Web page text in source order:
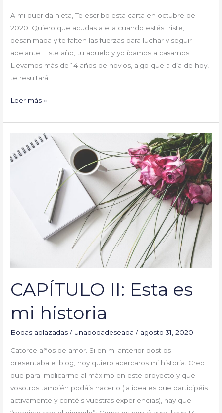
A mi querida nieta, Te escribo esta carta en octubre de
2020. Quiero que acudas a ella cuando estés triste,
desanimada y te falten las fuerzas para luchar y seguir
adelante. Este año, tu abuelo y yo íbamos a casarnos.
Llevamos más de 14 años de novios, algo que a día de hoy,
te resultará
Leer más »
CAPÍTULO II: Esta es
mi historia
Bodas aplazadas / unabodadeseada/ agosto 31, 2020
Catorce años de amor. Si en mi anterior post os
presentaba el blog, hoy quiero acercaros mi historia. Creo
que para implicarme al máximo en este proyecto y que
vosotros también podáis hacerlo (la idea es que participéis
activamente y contéis vuestras experiencias), hay que
CAPÍTULO
II:
Esta